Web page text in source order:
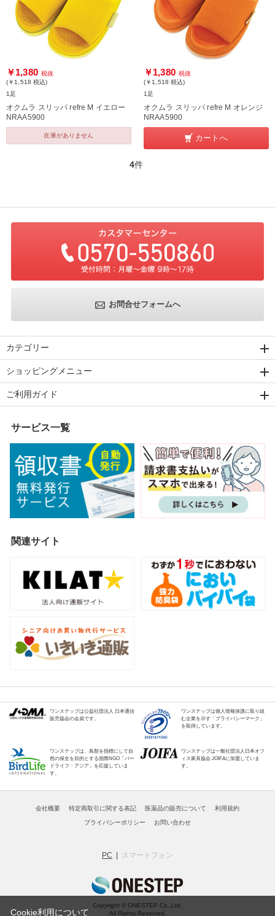
￥1,380 税抜
(￥1,518 税込)
1足
オクムラ スリッパ refre M イエロー
NRAA5900
在庫がありません
￥1,380 税抜
(￥1,518 税込)
1足
オクムラ スリッパ refre M オレンジ
NRAA5900
カートへ
4件
お問合せフォームへ
カテゴリー
ショッピングメニュー
ご利用ガイド
サービス一覧
関連サイト
ワンステップは公益社団法人 日本通信
販売協会の会員です。
ワンステップは個人情報保護に取り組
む企業を示す「プライバシーマーク」
を取得しています。
ワンステップは、鳥類を指標にして自
然の保全を目的とする国際NGO「バー
ドライフ・アジア」を応援していま
す。
ワンステップは一般社団法人日本オフ
ィス家具協会 JOIFAに加盟していま
す。
会社概要 特定商取引に関する表記 医薬品の販売について 利用規約
プライバシーポリシー お問い合わせ
PC スマートフォン
Copyright © ONESTEP Co.,Ltd.
All Rights Reserved.
Cookie利用について